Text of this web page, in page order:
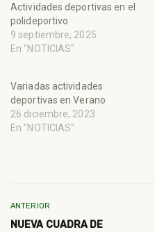
Actividades deportivas en el
polideportivo
9 septiembre, 2025
En "NOTICIAS"
Variadas actividades
deportivas en Verano
26 diciembre, 2023
En "NOTICIAS"
ANTERIOR
NUEVA CUADRA DE